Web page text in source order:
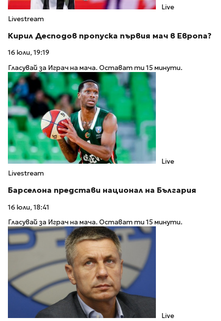
Live
Livestream
Кирил Десподов пропуска първия мач в Европа?
16 юли, 19:19
Гласувай за Играч на мача. Остават ти 15 минути.
Live
Livestream
Барселона представи национал на България
16 юли, 18:41
Гласувай за Играч на мача. Остават ти 15 минути.
Live